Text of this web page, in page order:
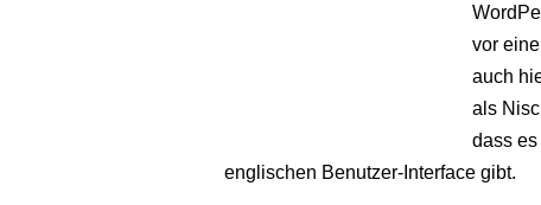
vor
auch
als
dass
englischen Benutzer-Interface gibt.